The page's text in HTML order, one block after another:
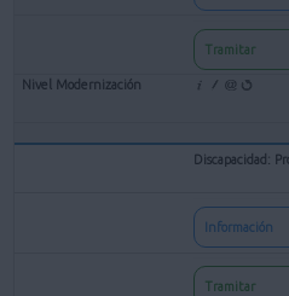
Tramitar
Discapacidad:
Información
Tramitar